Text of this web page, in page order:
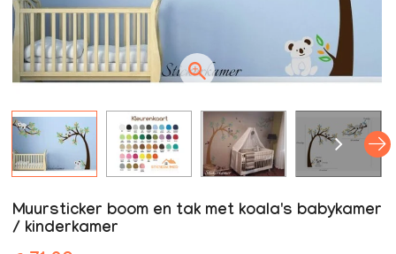
Muursticker boom en tak met koala's babykamer
/ kinderkamer